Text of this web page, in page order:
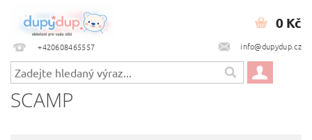
+420608465557 info@dupydup.cz
0 Kč
SCAMP